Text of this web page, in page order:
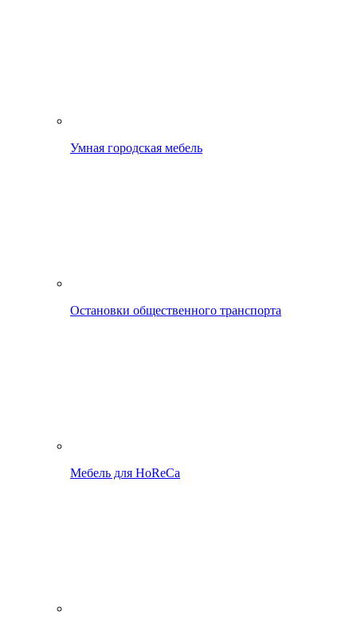
Умная городская мебель
Остановки общественного транспорта
Мебель для HoReCa